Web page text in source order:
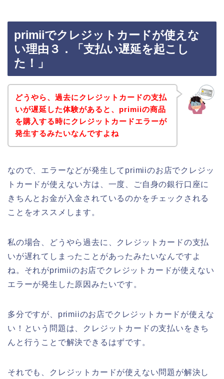
primiiでクレジットカードが使えな
い理由３．「支払い遅延を起こし
た！」
どうやら、過去にクレジットカードの支払
いが遅延した体験があると、primiiの商品
を購入する時にクレジットカードエラーが
発生するみたいなんですよね
なので、エラーなどが発生してprimiiのお店でクレジッ
トカードが使えない方は、一度、ご自身の銀行口座に
きちんとお金が入金されているのかをチェックされる
ことをオススメします。
私の場合、どうやら過去に、クレジットカードの支払
いが遅れてしまったことがあったみたいなんですよ
ね。それがprimiiのお店でクレジットカードが使えない
エラーが発生した原因みたいです。
多分ですが、primiiのお店でクレジットカードが使えな
い！という問題は、クレジットカードの支払いをきち
んと行うことで解決できるはずです。
それでも、クレジットカードが使えない問題が解決し